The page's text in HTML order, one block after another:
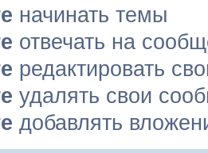
начинать темы
отвечать на
редактировать
удалять свои
добавлять